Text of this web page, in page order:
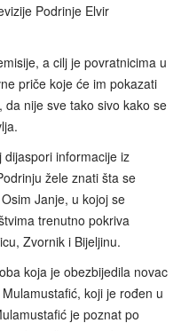
Podrinje Elvir
a cilj je povratnicima u
priče koje će im pokazati
nije sve tako sivo kako se
informacije iz
žele znati šta se
Janje, u kojoj se
trenutno pokriva
Zvornik i Bijeljinu.
koja je obezbijedila novac
koji je rođen u
je poznat po